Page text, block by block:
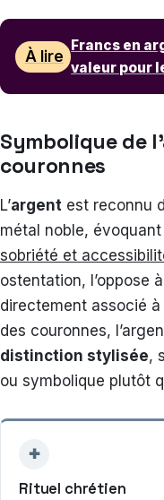
À lire
Francs en
valeur pour
Symbolique de
couronnes
L’argent est reconnu
métal noble,
sobriété et
ostentation, l’oppose
directement associé à
des couronnes,
distinction stylisée,
ou symbolique plutôt
✚
Rituel chrétien